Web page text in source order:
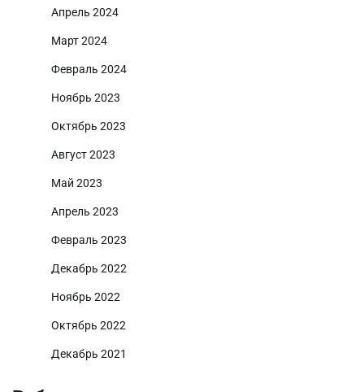
Апрель 2024
Март 2024
Февраль 2024
Ноябрь 2023
Октябрь 2023
Август 2023
Май 2023
Апрель 2023
Февраль 2023
Декабрь 2022
Ноябрь 2022
Октябрь 2022
Декабрь 2021